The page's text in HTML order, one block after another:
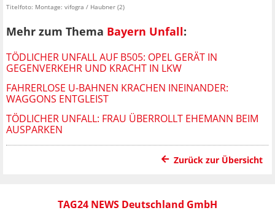
Titelfoto: Montage: vifogra / Haubner (2)
Mehr zum Thema Bayern Unfall:
TÖDLICHER UNFALL AUF B505: OPEL GERÄT IN
GEGENVERKEHR UND KRACHT IN LKW
FAHRERLOSE U-BAHNEN KRACHEN INEINANDER:
WAGGONS ENTGLEIST
TÖDLICHER UNFALL: FRAU ÜBERROLLT EHEMANN BEIM
AUSPARKEN
Zurück zur Übersicht
TAG24 NEWS Deutschland GmbH